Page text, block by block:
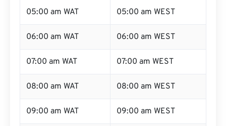
05:00 am WAT 05:00 am WEST
06:00 am WAT 06:00 am WEST
07:00 am WAT 07:00 am WEST
08:00 am WAT 08:00 am WEST
09:00 am WAT 09:00 am WEST